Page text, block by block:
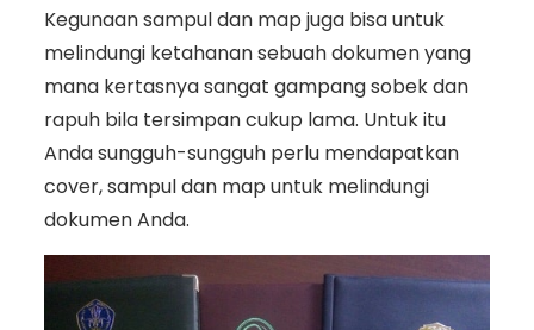
Kegunaan sampul dan map juga bisa untuk
melindungi ketahanan sebuah dokumen yang
mana kertasnya sangat gampang sobek dan
rapuh bila tersimpan cukup lama. Untuk itu
Anda sungguh-sungguh perlu mendapatkan
cover, sampul dan map untuk melindungi
dokumen Anda.